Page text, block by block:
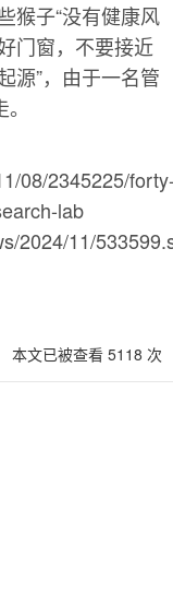
猴子“没有健康风
门窗，不要接近
源”，由于一名管
08/2345225/
lab
2024/11/
本文已被查看 5118 次